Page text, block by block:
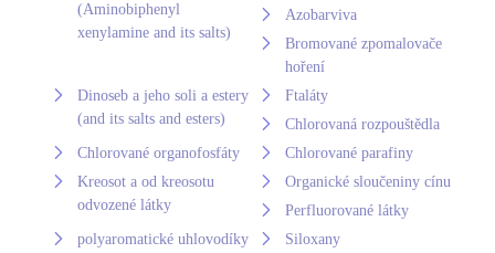
(Aminobiphenyl
xenylamine and its salts)
Azobarviva
Bromované zpomalovače
hoření
Dinoseb a jeho soli a estery
(and its salts and esters)
Ftaláty
Chlorovaná rozpouštědla
Chlorované organofosfáty
Chlorované parafiny
Kreosot a od kreosotu
odvozené látky
Organické sloučeniny cínu
Perfluorované látky
polyaromatické uhlovodíky
Siloxany